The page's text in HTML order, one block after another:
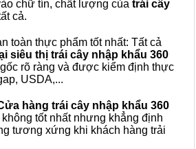
chữ tín, chất lượng của trái cây
cả.
toàn thực phẩm tốt nhất: Tất cả
siêu thị trái cây nhập khẩu 360
rõ ràng và được kiểm định thực
USDA,...
hàng trái cây nhập khẩu 360
tốt nhất nhưng khẳng định
tương xứng khi khách hàng trải